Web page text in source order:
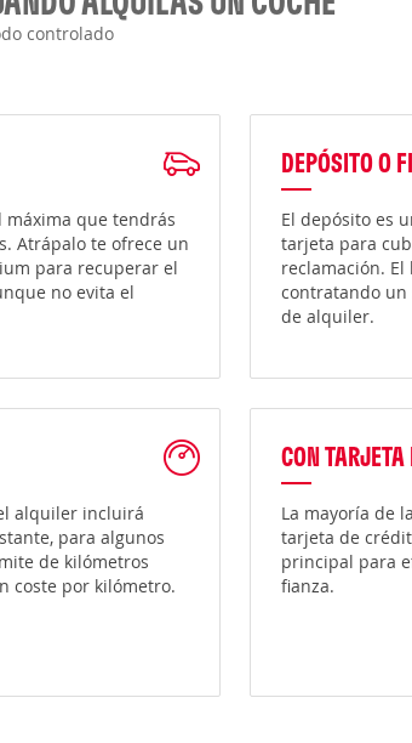
controlado
máxima que tendrás
Atrápalo te ofrece un
para recuperar el
no evita el
DEPÓSITO O
El depósito es
tarjeta para
reclamación.
contratando un
de alquiler.
alquiler incluirá
para algunos
de kilómetros
coste por kilómetro.
CON TARJETA
La mayoría de
tarjeta de
principal para
fianza.